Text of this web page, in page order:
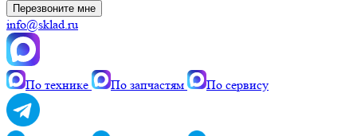
Перезвоните мне
info@sklad.ru
По технике По запчастям По сервису